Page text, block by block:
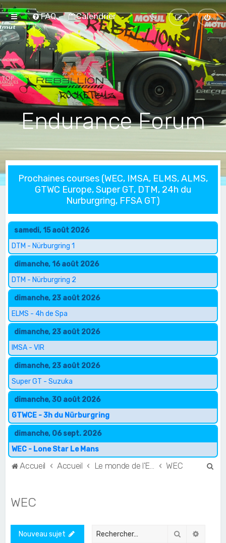
FAQ Calendrier
Endurance Forum
Prochaines courses (WEC, IMSA, ELMS, ALMS,
GTWC Europe, Super GT, DTM, 24h du
Nurburgring, FFSA GT)
samedi, 15 août 2026
DTM - Nürburgring 1
dimanche, 16 août 2026
DTM - Nürburgring 2
dimanche, 23 août 2026
ELMS - 4h de Spa
dimanche, 23 août 2026
IMSA - VIR
dimanche, 23 août 2026
Super GT - Suzuka
dimanche, 30 août 2026
GTWCE - 3h du Nürburgring
dimanche, 06 sept. 2026
WEC - Lone Star Le Mans
Accueil Accueil WEC
WEC
Nouveau sujet Rechercher